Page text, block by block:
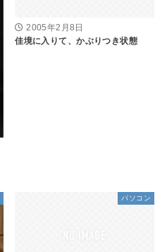
2005年2月8日
佳境に入りて、かぶりつき状態
パソコン